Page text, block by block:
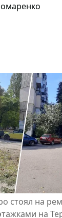
стоял на
на